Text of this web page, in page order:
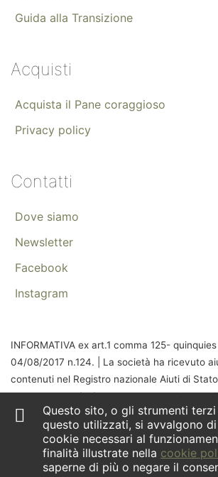
Questo sito, o gli strumenti terzi
questo utilizzati, si avvalgono di
cookie necessari al
finalità illustrate nella cookie
saperne di più o negare il
Guida alla Transizione
Acquisti
Acquista il Pane coraggioso
Privacy policy
Contatti
Dove siamo
Newsletter
Facebook
Instagram
INFORMATIVA ex art.1 comma 125-
04/08/2017 n.124. | La società ha ricevuto
contenuti nel Registro nazionale Aiuti di Stato
della Legge 24/12/2021 n. 234 che risultano
relativa sezione trasparenza a cui si rinvia.